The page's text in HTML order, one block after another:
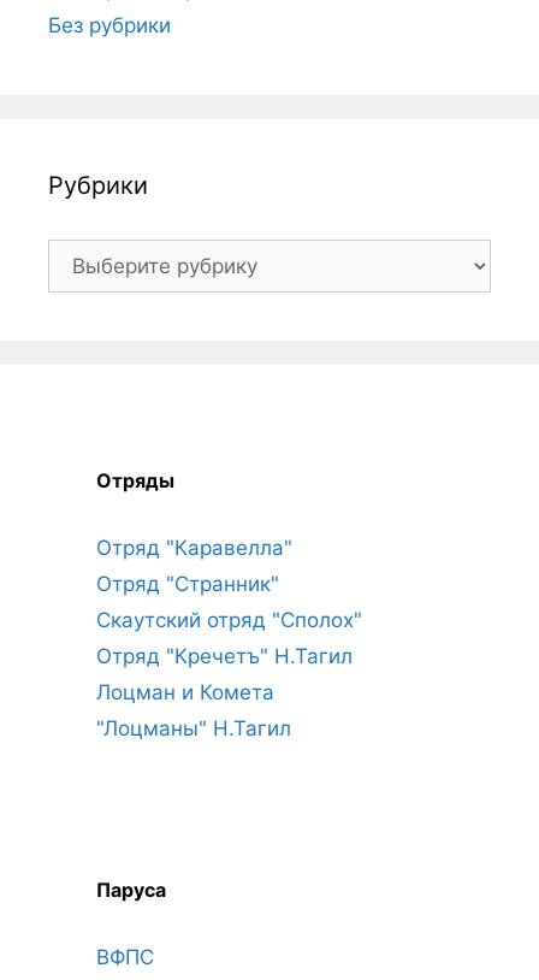
Без рубрики
Рубрики
Рубрики
Отряды
Отряд "Каравелла"
Отряд "Странник"
Скаутский отряд "Сполох"
Отряд "Кречетъ" Н.Тагил
Лоцман и Комета
"Лоцманы" Н.Тагил
Паруса
ВФПС